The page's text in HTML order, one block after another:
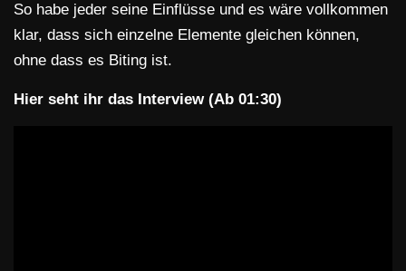
So habe jeder seine Einflüsse und es wäre vollkommen
klar, dass sich einzelne Elemente gleichen können,
ohne dass es Biting ist.
Hier seht ihr das Interview (Ab 01:30)